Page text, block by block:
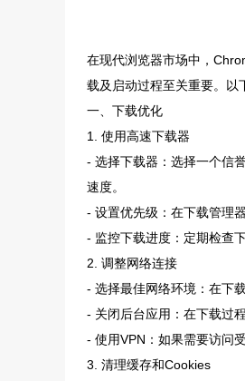
在现代浏览器市场中，
载及启动过程至关重要。以
一、下载优化
1. 使用高速下载器
- 选择下载器：选择一个信
速度。
- 设置优先级：在下载管理
- 监控下载进度：定期检查
2. 调整网络连接
- 选择最佳网络环境：在下
- 关闭后台应用：在下载过
- 使用VPN：如果需要访问
3. 清理缓存和Cookies